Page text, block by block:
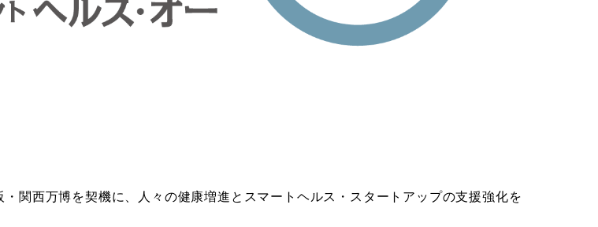
関西万博を契機に、人々の健康増進とスマートヘルス・スタートアップの支援強化を